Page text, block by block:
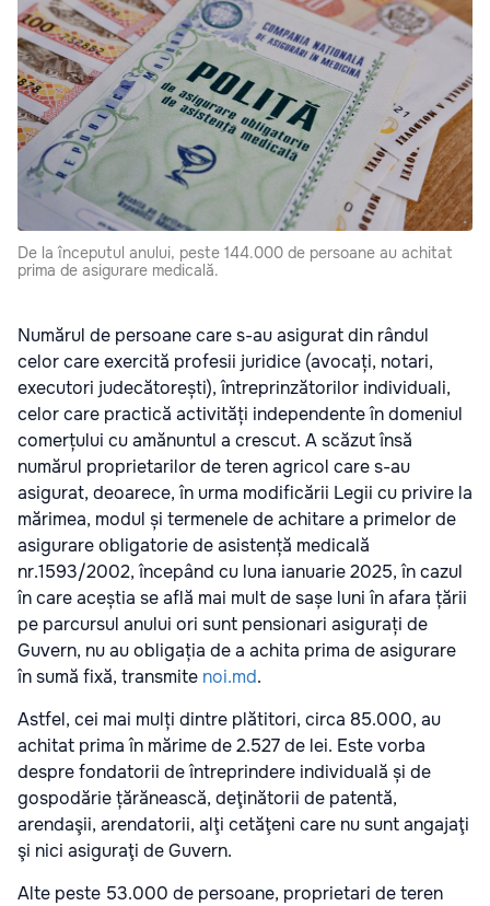
De la începutul anului, peste 144.000 de persoane au achitat
prima de asigurare medicală.
Numărul de persoane care s-au asigurat din rândul
celor care exercită profesii juridice (avocați, notari,
executori judecătorești), întreprinzătorilor individuali,
celor care practică activități independente în domeniul
comerțului cu amănuntul a crescut. A scăzut însă
numărul proprietarilor de teren agricol care s-au
asigurat, deoarece, în urma modificării Legii cu privire la
mărimea, modul și termenele de achitare a primelor de
asigurare obligatorie de asistență medicală
nr.1593/2002, începând cu luna ianuarie 2025, în cazul
în care aceștia se află mai mult de sașe luni în afara țării
pe parcursul anului ori sunt pensionari asigurați de
Guvern, nu au obligația de a achita prima de asigurare
în sumă fixă, transmite noi.md.
Astfel, cei mai mulți dintre plătitori, circa 85.000, au
achitat prima în mărime de 2.527 de lei. Este vorba
despre fondatorii de întreprindere individuală și de
gospodărie țărănească, deţinătorii de patentă,
arendaşii, arendatorii, alţi cetăţeni care nu sunt angajaţi
şi nici asiguraţi de Guvern.
Alte peste 53.000 de persoane, proprietari de teren